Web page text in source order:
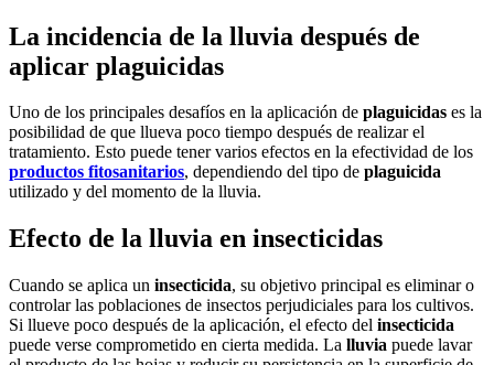
La incidencia de la lluvia después de
aplicar plaguicidas
Uno de los principales desafíos en la aplicación de plaguicidas es la
posibilidad de que llueva poco tiempo después de realizar el
tratamiento. Esto puede tener varios efectos en la efectividad de los
productos fitosanitarios, dependiendo del tipo de plaguicida
utilizado y del momento de la lluvia.
Efecto de la lluvia en insecticidas
Cuando se aplica un insecticida, su objetivo principal es eliminar o
controlar las poblaciones de insectos perjudiciales para los cultivos.
Si llueve poco después de la aplicación, el efecto del insecticida
puede verse comprometido en cierta medida. La lluvia puede lavar